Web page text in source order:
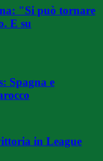
"Si può tornare
E su
Spagna e
in League